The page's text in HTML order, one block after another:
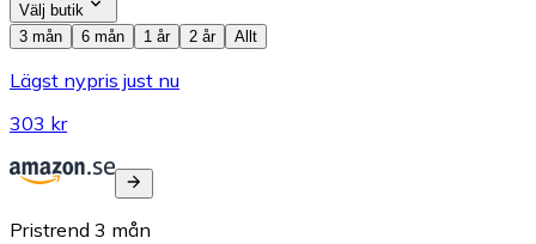
Välj butik
3 mån
6 mån 1 år 2 år Allt
Lägst nypris just nu
303 kr
Pristrend 3 mån